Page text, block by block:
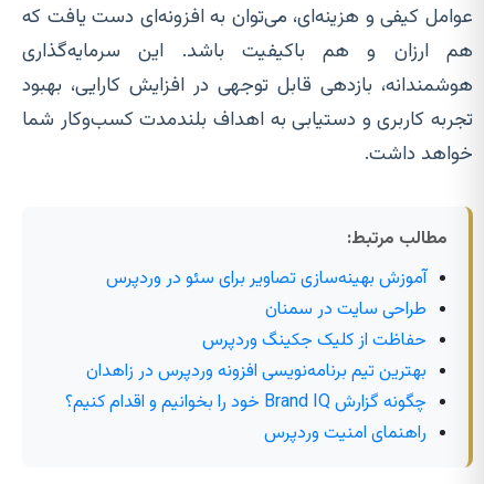
عوامل کیفی و هزینه‌ای، می‌توان به افزونه‌ای دست یافت که
هم ارزان و هم باکیفیت باشد. این سرمایه‌گذاری
هوشمندانه، بازدهی قابل توجهی در افزایش کارایی، بهبود
تجربه کاربری و دستیابی به اهداف بلندمدت کسب‌وکار شما
خواهد داشت.
مطالب مرتبط:
آموزش بهینه‌سازی تصاویر برای سئو در وردپرس
طراحی سایت در سمنان
حفاظت از کلیک جکینگ وردپرس
بهترین تیم برنامه‌نویسی افزونه وردپرس در زاهدان
چگونه گزارش Brand IQ خود را بخوانیم و اقدام کنیم؟
راهنمای امنیت وردپرس